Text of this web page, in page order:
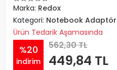
Marka: Redox
Kategori: Notebook Adaptör
Ürün Tedarik Aşamasında
%20
indirim
562,30 TL
449,84 TL